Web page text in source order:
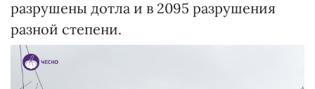
разрушены дотла и в 2095 разрушения
разной степени.